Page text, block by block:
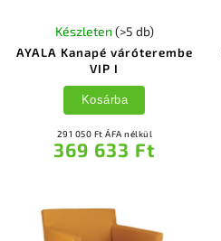
AYALA Kanapé váróterembe
VIP I
Készleten (>5 db)
291 050 Ft ÁFA nélkül
369 633 Ft
Kosárba